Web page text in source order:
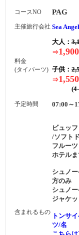
コースNO PAG
主催旅行会社 Sea
料金
(タイバーツ)
大人：
⇒1,900
子供：
⇒1,550
(4-
予定時間 07:00～
含まれるもの
ビュッ
/ソフト
フルー
ホテル
シュノ
方のみ
シュノ
ジャケ
トンサ
ツ/名